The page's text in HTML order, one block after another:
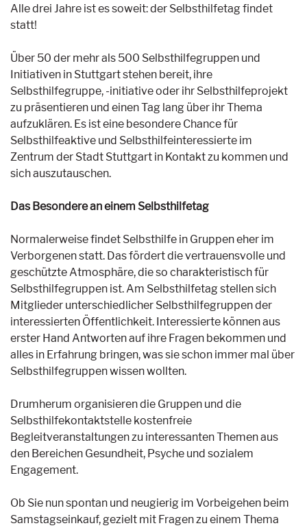
Alle drei Jahre ist es soweit: der Selbsthilfetag findet
statt!
Über 50 der mehr als 500 Selbsthilfegruppen und
Initiativen in Stuttgart stehen bereit, ihre
Selbsthilfegruppe, -initiative oder ihr Selbsthilfeprojekt
zu präsentieren und einen Tag lang über ihr Thema
aufzuklären. Es ist eine besondere Chance für
Selbsthilfeaktive und Selbsthilfeinteressierte im
Zentrum der Stadt Stuttgart in Kontakt zu kommen und
sich auszutauschen.
Das Besondere an einem Selbsthilfetag
Normalerweise findet Selbsthilfe in Gruppen eher im
Verborgenen statt. Das fördert die vertrauensvolle und
geschützte Atmosphäre, die so charakteristisch für
Selbsthilfegruppen ist. Am Selbsthilfetag stellen sich
Mitglieder unterschiedlicher Selbsthilfegruppen der
interessierten Öffentlichkeit. Interessierte können aus
erster Hand Antworten auf ihre Fragen bekommen und
alles in Erfahrung bringen, was sie schon immer mal über
Selbsthilfegruppen wissen wollten.
Drumherum organisieren die Gruppen und die
Selbsthilfekontaktstelle kostenfreie
Begleitveranstaltungen zu interessanten Themen aus
den Bereichen Gesundheit, Psyche und sozialem
Engagement.
Ob Sie nun spontan und neugierig im Vorbeigehen beim
Samstagseinkauf, gezielt mit Fragen zu einem Thema